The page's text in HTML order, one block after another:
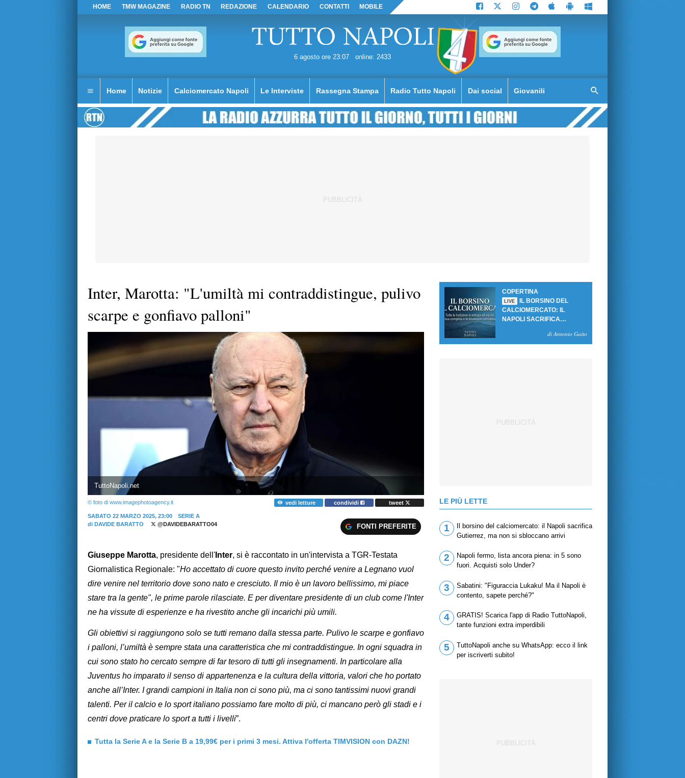
HOME TMW MAGAZINE RADIO TN REDAZIONE CALENDARIO CONTATTI MOBILE
6 agosto ore 23:07 online: 2433
Home Notizie Calciomercato Napoli Le Interviste Rassegna Stampa Radio Tutto Napoli Dai social Giovanili
Inter, Marotta: "L'umiltà mi contraddistingue, pulivo
scarpe e gonfiavo palloni"
TuttoNapoli.net
© foto di www.imagephotoagency.it vedi letture condividi tweet
SABATO 22 MARZO 2025, 23:00
SERIE A
di DAVIDE BARATTO @DAVIDEBARATTO04 FONTI PREFERITE
Giuseppe Marotta, presidente dell' Inter, si è raccontato in un'intervista a TGR-Testata
Giornalistica Regionale: "Ho accettato di cuore questo invito perché venire a Legnano vuol
dire venire nel territorio dove sono nato e cresciuto. Il mio è un lavoro bellissimo, mi piace
stare tra la gente", le prime parole rilasciate. E per diventare presidente di un club come l'Inter
ne ha vissute di esperienze e ha rivestito anche gli incarichi più umili.
Gli obiettivi si raggiungono solo se tutti remano dalla stessa parte. Pulivo le scarpe e gonfiavo
i palloni, l’umiltà è sempre stata una caratteristica che mi contraddistingue. In ogni squadra in
cui sono stato ho cercato sempre di far tesoro di tutti gli insegnamenti. In particolare alla
Juventus ho imparato il senso di appartenenza e la cultura della vittoria, valori che ho portato
anche all’Inter. I grandi campioni in Italia non ci sono più, ma ci sono tantissimi nuovi grandi
talenti. Per il calcio e lo sport italiano possiamo fare molto di più, ci mancano però gli stadi e i
centri dove praticare lo sport a tutti i livelli”.
Tutta la Serie A e la Serie B a 19,99€ per i primi 3 mesi. Attiva l'offerta TIMVISION con DAZN!
COPERTINA
LIVE
IL BORSINO DEL
CALCIOMERCATO: IL
NAPOLI SACRIFICA
SBLOCCANO ARRIVIdi Antonio Gaito
LE PIÙ LETTE
1
Il borsino del calciomercato: il Napoli sacrifica
Gutierrez, ma non si sbloccano arrivi
2
Napoli fermo, lista ancora piena: in 5 sono
fuori. Acquisti solo Under?
3
Sabatini: "Figuraccia Lukaku! Ma il Napoli è
contento, sapete perché?"
4
GRATIS! Scarica l'app di Radio TuttoNapoli,
tante funzioni extra imperdibili
5
TuttoNapoli anche su WhatsApp: ecco il link
per iscriverti subito!